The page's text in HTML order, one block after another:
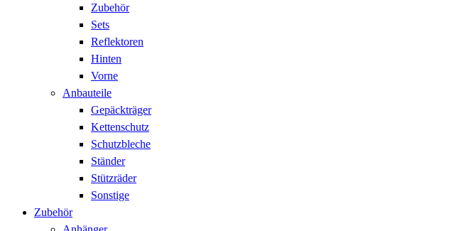
Zubehör
Sets
Reflektoren
Hinten
Vorne
Anbauteile
Gepäckträger
Kettenschutz
Schutzbleche
Ständer
Stützräder
Sonstige
Zubehör